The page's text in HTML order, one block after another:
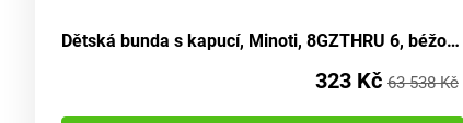
Dětská bunda s kapucí, Minoti, 8GZTHRU 6, béžová - velikost 98/104 | pro věk 3-4 let
323 Kč 63 538 Kč